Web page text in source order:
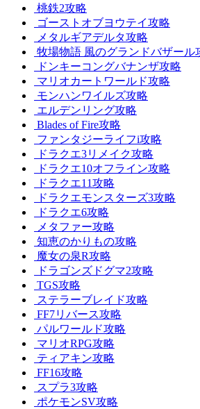
桃鉄2攻略
ゴーストオブヨウテイ攻略
メタルギアデルタ攻略
牧場物語 風のグランドバザール
ドンキーコングバナンザ攻略
マリオカートワールド攻略
モンハンワイルズ攻略
エルデンリング攻略
Blades of Fire攻略
ファンタジーライフi攻略
ドラクエ3リメイク攻略
ドラクエ10オフライン攻略
ドラクエ11攻略
ドラクエモンスターズ3攻略
ドラクエ6攻略
メタファー攻略
知恵のかりもの攻略
魔女の泉R攻略
ドラゴンズドグマ2攻略
TGS攻略
ステラーブレイド攻略
FF7リバース攻略
パルワールド攻略
マリオRPG攻略
ティアキン攻略
FF16攻略
スプラ3攻略
ポケモンSV攻略